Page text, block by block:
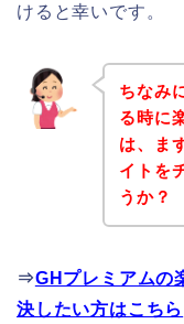
けると幸いです。
ちなみ
る時に
は、ま
イトを
うか？
⇒GHプレミアムの
決したい方はこちら